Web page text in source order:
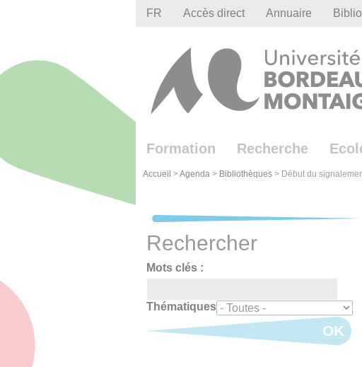
FR Accès direct Annuaire
Formation Recherche
Accueil >Agenda > Bibliothèques > Début du
Rechercher
Mots clés :
Thématiques
OK